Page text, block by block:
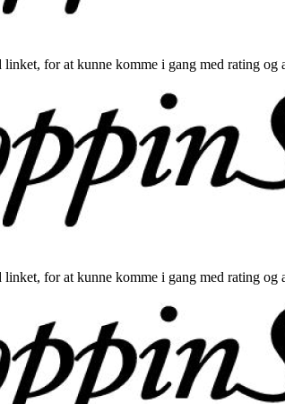
for at kunne komme i gang med rating og
for at kunne komme i gang med rating og